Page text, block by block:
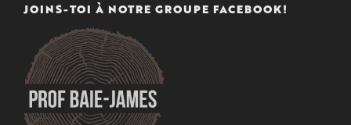
JOINS-TOI À NOTRE GROUPE FACEBOOK!